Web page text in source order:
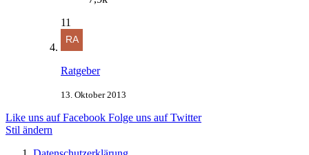
11
Ratgeber
13. Oktober 2013
Like uns auf Facebook Folge uns auf Twitter
Stil ändern